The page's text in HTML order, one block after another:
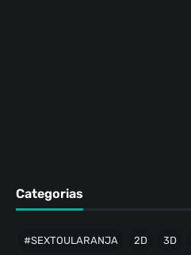
Categorias
#SEXTOULARANJA 2D 3D